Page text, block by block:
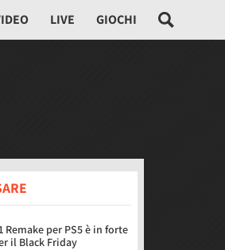
LIVE GIOCHI
Remake per PS5 è in forte
il Black Friday